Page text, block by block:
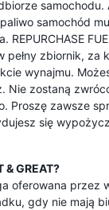
samochodu.
samochód
REPURCHASE
pełny zbiornik, za
wynajmu.
Nie zostaną
Proszę zawsze
się
GREAT?
oferowana przez
gdy nie mają